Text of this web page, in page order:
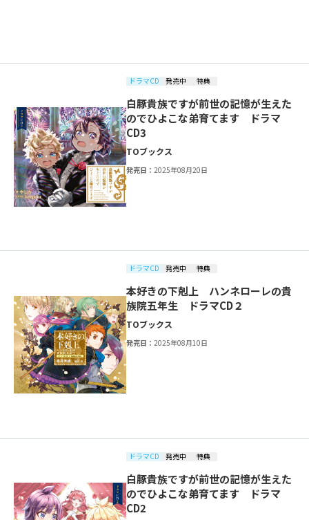
ドラマCD 発売中 特典
白豚貴族ですが前世の記憶が生えた
のでひよこな弟育てます ドラマ
CD3
TOブックス
発売日：2025年08月20日
ドラマCD 発売中 特典
本好きの下剋上 ハンネローレの貴
族院五年生 ドラマCD２
TOブックス
発売日：2025年08月10日
ドラマCD 発売中 特典
白豚貴族ですが前世の記憶が生えた
のでひよこな弟育てます ドラマ
CD2